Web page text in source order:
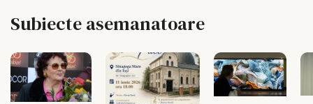
Subiecte asemanatoare